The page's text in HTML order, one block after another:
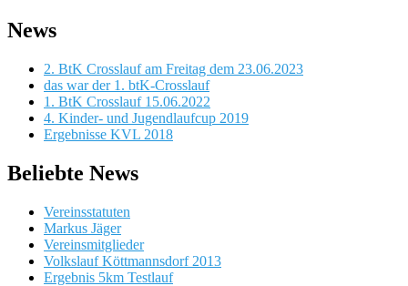
News
2. BtK Crosslauf am Freitag dem 23.06.2023
das war der 1. btK-Crosslauf
1. BtK Crosslauf 15.06.2022
4. Kinder- und Jugendlaufcup 2019
Ergebnisse KVL 2018
Beliebte News
Vereinsstatuten
Markus Jäger
Vereinsmitglieder
Volkslauf Köttmannsdorf 2013
Ergebnis 5km Testlauf